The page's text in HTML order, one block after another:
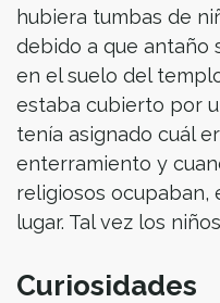
hubiera tumbas de
debido a que antaño
en el suelo del
estaba cubierto por
tenía asignado cuál
enterramiento y
religiosos ocupaban,
lugar. Tal vez los
Curiosidades